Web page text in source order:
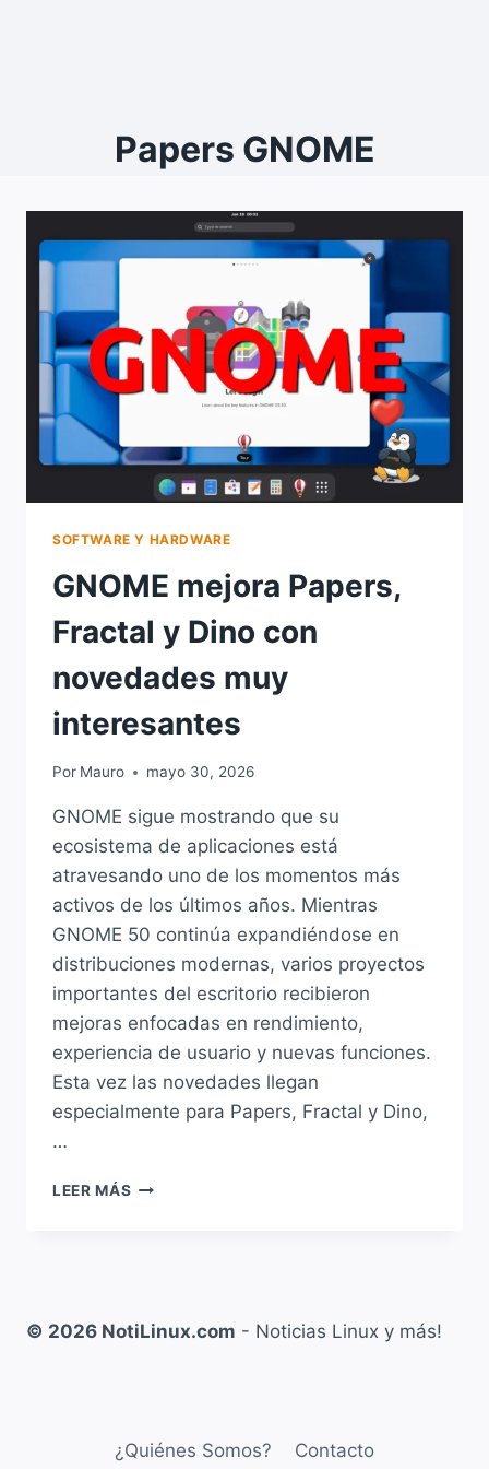
Papers GNOME
SOFTWARE Y HARDWARE
GNOME mejora Papers,
Fractal y Dino con
novedades muy
interesantes
Por Mauro mayo 30, 2026
GNOME sigue mostrando que su
ecosistema de aplicaciones está
atravesando uno de los momentos más
activos de los últimos años. Mientras
GNOME 50 continúa expandiéndose en
distribuciones modernas, varios proyectos
importantes del escritorio recibieron
mejoras enfocadas en rendimiento,
experiencia de usuario y nuevas funciones.
Esta vez las novedades llegan
especialmente para Papers, Fractal y Dino,
…
LEER MÁS GNOME
CON
© 2026 NotiLinux.com - Noticias Linux y más!
¿Quiénes Somos? Contacto